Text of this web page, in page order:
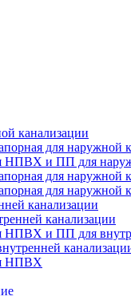
канализации
для наружной
НПВХ и ПП для
для наружной
для наружной
канализации
канализации
НПВХ и ПП для
НПВХ